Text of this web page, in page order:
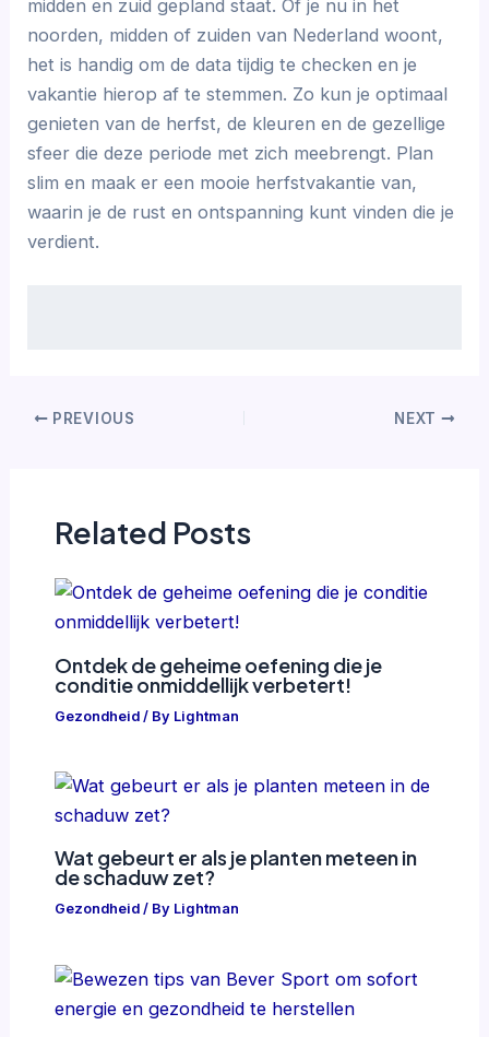
midden en zuid gepland staat. Of je nu in het
noorden, midden of zuiden van Nederland woont,
het is handig om de data tijdig te checken en je
vakantie hierop af te stemmen. Zo kun je optimaal
genieten van de herfst, de kleuren en de gezellige
sfeer die deze periode met zich meebrengt. Plan
slim en maak er een mooie herfstvakantie van,
waarin je de rust en ontspanning kunt vinden die je
verdient.
PREVIOUS NEXT
Related Posts
Ontdek de geheime oefening die je
conditie onmiddellijk verbetert!
Gezondheid/ By Lightman
Wat gebeurt er als je planten meteen in
de schaduw zet?
Gezondheid/ By Lightman